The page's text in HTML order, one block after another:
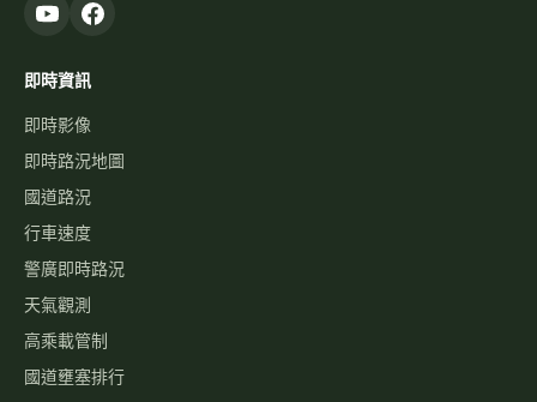
即時資訊
即時影像
即時路況地圖
國道路況
行車速度
警廣即時路況
天氣觀測
高乘載管制
國道壅塞排行